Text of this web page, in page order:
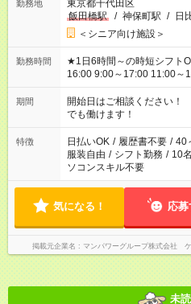
勤務地
東京都千代田区
飯田橋駅
/ 神保町駅 / 日
＜シニア向け施設＞
勤務時間
★1日6時間～の時短シフトOK ★スタート時間選べます！
16:00 9:00～17:00 11:00～19:00
場合、他のお仕事と合わせ
ん ※法令に基づき、週20時
となります ※労働者派遣法
短時間・短期間の就業はご
期間
開始日はご相談ください
でも働けます！
特徴 日払いOK / 履歴書不要 / 40
服装自由 / シフト勤務 / 10
ソコンスキル不要
気になる！ 応募
掲載元企業名 マンパワーグループ株式会社
未読